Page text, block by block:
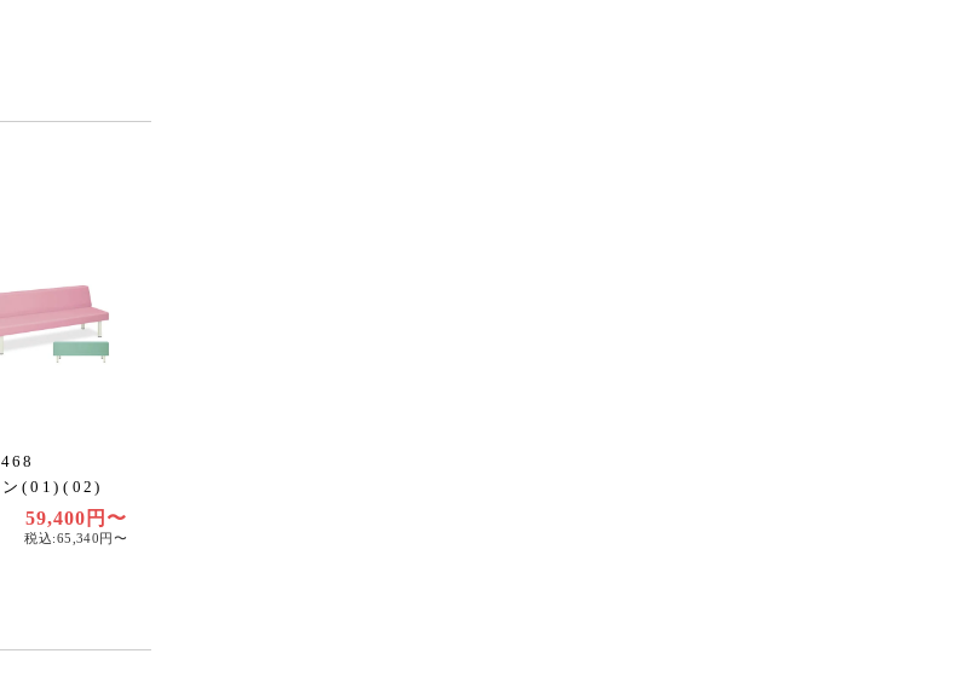
ン(01)(02)
59,400円〜
税込:65,340円〜